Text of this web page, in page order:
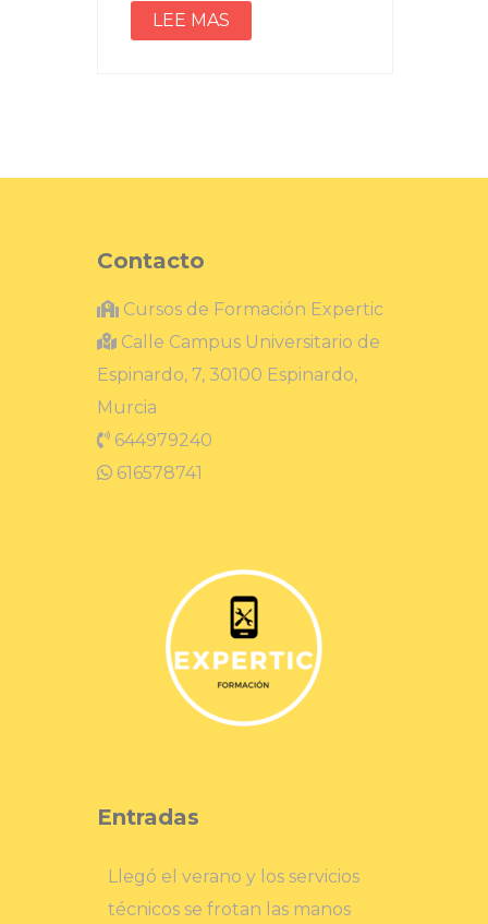
LEE MAS
Contacto
Cursos de Formación Expertic
Calle Campus Universitario de
Espinardo, 7, 30100 Espinardo,
Murcia
644979240
616578741
Entradas
Llegó el verano y los servicios
técnicos se frotan las manos